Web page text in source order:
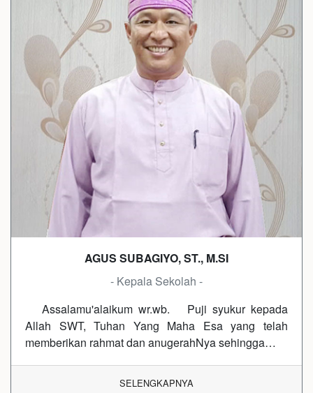
AGUS SUBAGIYO, ST., M.SI
- Kepala Sekolah -
Assalamu'alaikum wr.wb. Puji syukur kepada
Allah SWT, Tuhan Yang Maha Esa yang telah
memberikan rahmat dan anugerahNya sehingga…
SELENGKAPNYA